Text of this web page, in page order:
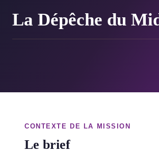
La Dépêche du
CONTEXTE DE LA MISSION
Le brief